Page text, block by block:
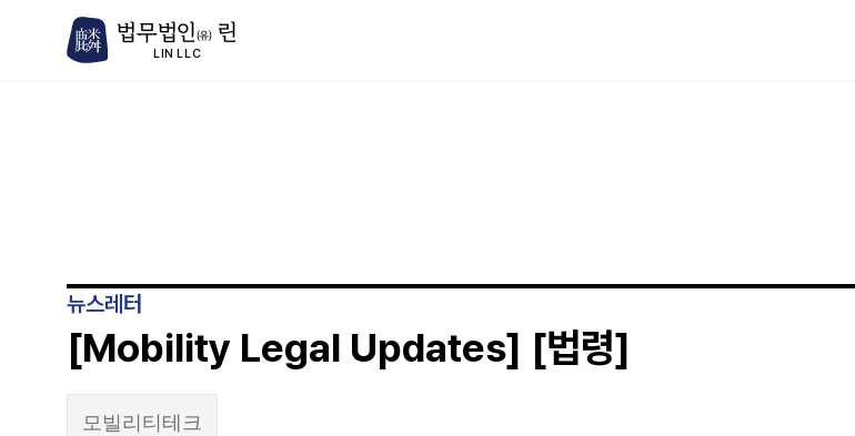
법무법인(유)린
LIN LLC
뉴스레터
[Mobility Legal Updates] [법령]
모빌리티테크